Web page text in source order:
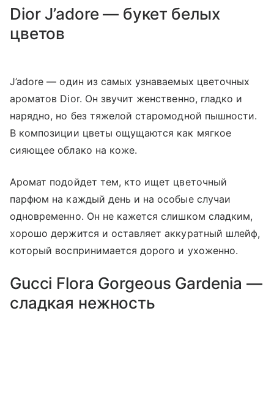
Dior J’adore — букет белых
цветов
J’adore — один из самых узнаваемых цветочных
ароматов Dior. Он звучит женственно, гладко и
нарядно, но без тяжелой старомодной пышности.
В композиции цветы ощущаются как мягкое
сияющее облако на коже.
Аромат подойдет тем, кто ищет цветочный
парфюм на каждый день и на особые случаи
одновременно. Он не кажется слишком сладким,
хорошо держится и оставляет аккуратный шлейф,
который воспринимается дорого и ухоженно.
Gucci Flora Gorgeous Gardenia —
сладкая нежность